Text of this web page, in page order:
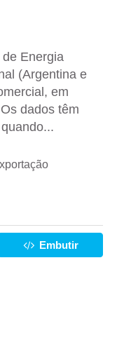
Energia
(Argentina e
em
dados têm
Embutir